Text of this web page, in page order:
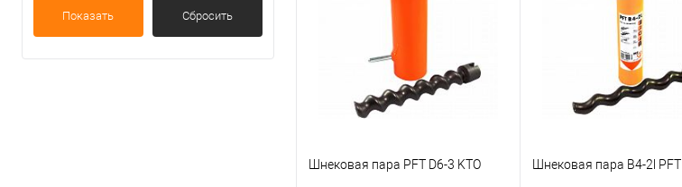
Показать Сбросить Купить в 1 клик
В избранное
Купить в 1 клик
Шнековая пара PFT D6-3 KTO Шнековая пара B4-2l PFT